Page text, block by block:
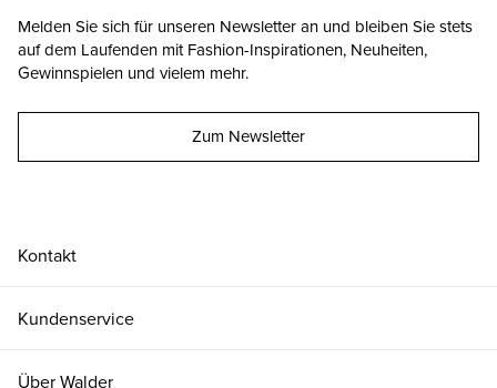
Kontakt
Kundenservice
Über Walder
Melden Sie sich für unseren Newsletter an und bleiben Sie stets
auf dem Laufenden mit Fashion-Inspirationen, Neuheiten,
Gewinnspielen und vielem mehr.
Zum Newsletter